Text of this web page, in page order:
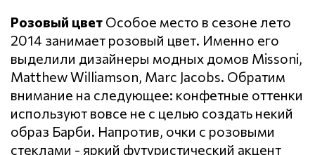
Розовый цвет Особое место в сезоне лето
2014 занимает розовый цвет. Именно его
выделили дизайнеры модных домов Missoni,
Matthew Williamson, Marc Jacobs. Обратим
внимание на следующее: конфетные оттенки
используют вовсе не с целью создать некий
образ Барби. Напротив, очки с розовыми
стеклами - яркий футуристический акцент